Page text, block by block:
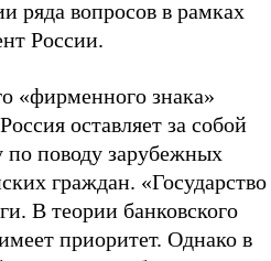
ряда вопросов в рамках
России.
«фирменного знака»
оставляет за собой
по поводу зарубежных
граждан. «Государство
В теории банковского
приоритет. Однако в